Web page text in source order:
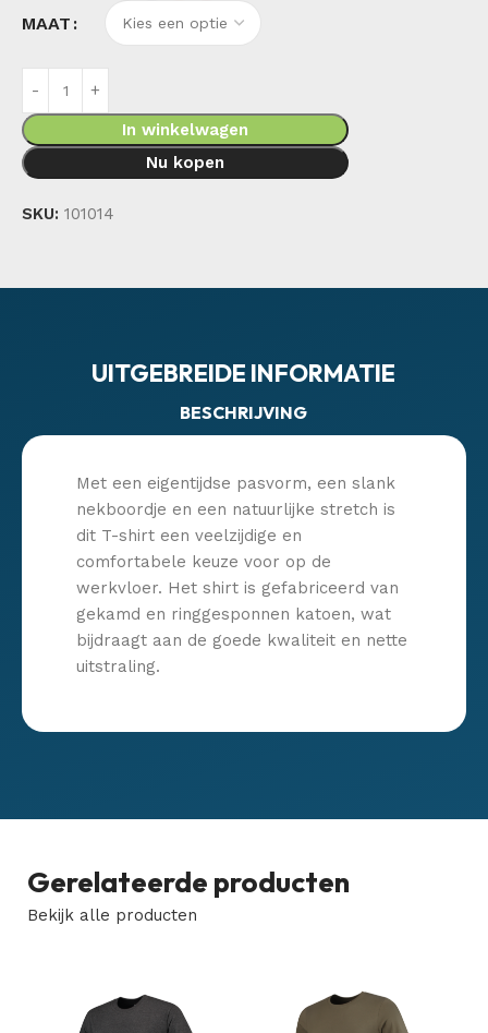
MAAT
In winkelwagen
Nu kopen
SKU: 101014
UITGEBREIDE INFORMATIE
BESCHRIJVING
Met een eigentijdse pasvorm, een slank
nekboordje en een natuurlijke stretch is
dit T-shirt een veelzijdige en
comfortabele keuze voor op de
werkvloer. Het shirt is gefabriceerd van
gekamd en ringgesponnen katoen, wat
bijdraagt aan de goede kwaliteit en nette
uitstraling.
Gerelateerde producten
Bekijk alle producten